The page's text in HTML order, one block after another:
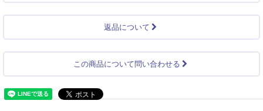
返品について
この商品について問い合わせる